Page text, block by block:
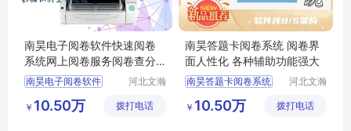
南昊电子阅卷软件快速阅卷
系统网上阅卷服务阅卷查分
系统
南昊电子阅卷软件
网上阅卷服务
河北文瀚
技发展有
￥ 10.50万 拨打电话
南昊答题卡阅卷系统 阅卷界
面人性化 各种辅助功能强大
南昊答题卡阅卷系统
考试电脑阅卷
河北文瀚
技发展有
￥ 10.50万 拨打电话